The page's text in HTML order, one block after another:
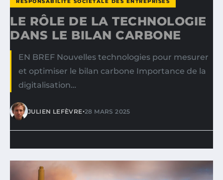
LE RÔLE DE LA TECHNOLOGIE
DANS LE BILAN CARBONE
EN BREF Nouvelles technologies pour mesurer
et optimiser le bilan carbone Importance de la
digitalisation…
JULIEN LEFÈVRE•28 MARS 2025